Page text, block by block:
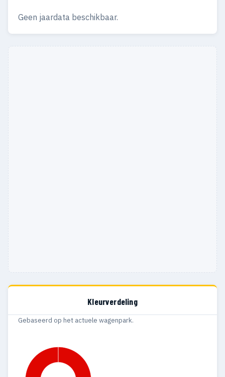
Geen jaardata beschikbaar.
Kleurverdeling
Gebaseerd op het actuele wagenpark.